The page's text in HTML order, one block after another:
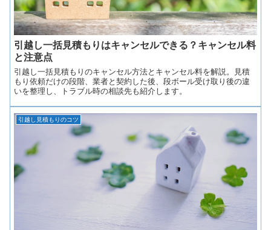
引越し一括見積もりはキャンセルできる？キャンセル料
と注意点
引越し一括見積もりのキャンセル方法とキャンセル料を解説。見積
もり依頼だけの段階、業者と契約した後、段ボール受け取り後の違
いを整理し、トラブル時の相談先も紹介します。
引越し見積もりのコツ